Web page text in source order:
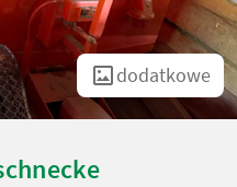
dodatkowe